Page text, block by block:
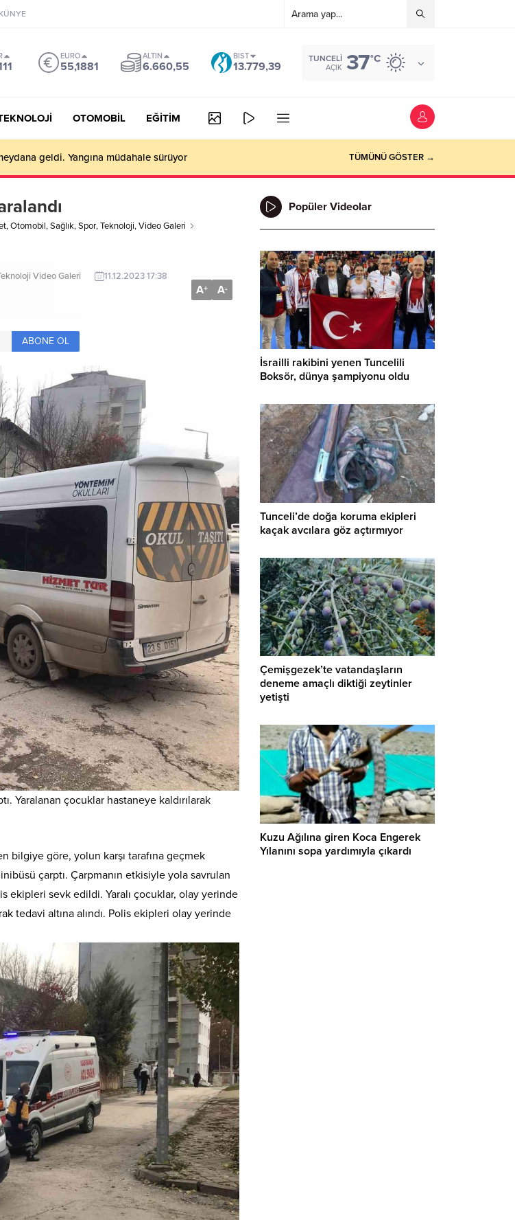
KÜNYE
EURO
55,1881
ALTIN
6.660,55
BIST
13.779,39
TUNCELI
AÇIK 37°C
OTOMOBİL EĞİTİM
geldi. Yangına müdahale sürüyor TÜMÜNÜ GÖSTER →
,Otomobil,Sağlık,Spor,Teknoloji,Video Galeri
Video Galeri 11.12.2023 17:38
A+ A-
ABONE OL
Yaralanan çocuklar hastaneye kaldırılarak
bilgiye göre, yolun karşı tarafına geçmek
çarptı. Çarpmanın etkisiyle yola savrulan
ekipleri sevk edildi. Yaralı çocuklar, olay yerinde
tedavi altına alındı. Polis ekipleri olay yerinde
Popüler Videolar
İsrailli rakibini yenen Tuncelili
Boksör, dünya şampiyonu oldu
Tunceli’de doğa koruma ekipleri
kaçak avcılara göz açtırmıyor
Çemişgezek’te vatandaşların
deneme amaçlı diktiği zeytinler
yetişti
Kuzu Ağılına giren Koca Engerek
Yılanını sopa yardımıyla çıkardı